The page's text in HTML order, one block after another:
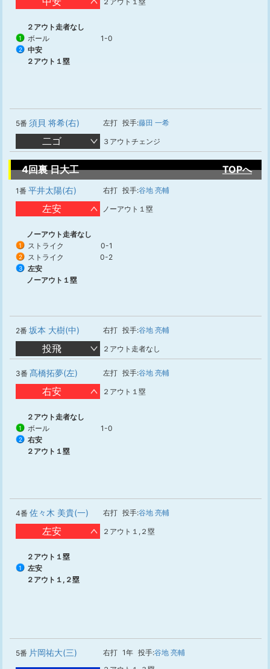
２アウト走者なし
1 ボール 1-0
2
中安
２アウト１塁
5番 須貝 将希(右) 左打 投手:藤田 一希
二ゴ ３アウトチェンジ
4回裏 日大工 TOPへ
1番 平井太陽(右) 右打 投手:谷地 亮輔
左安 ノーアウト１塁
ノーアウト走者なし
1 ストライク 0-1
2 ストライク 0-2
3
左安
ノーアウト１塁
2番 坂本 大樹(中) 右打 投手:谷地 亮輔
投飛 ２アウト走者なし
3番 髙橋拓夢(左) 左打 投手:谷地 亮輔
右安 ２アウト１塁
２アウト走者なし
1 ボール 1-0
2
右安
２アウト１塁
4番 佐々木 美貴(一) 右打 投手:谷地 亮輔
左安 ２アウト１,２塁
２アウト１塁
1
左安
２アウト１,２塁
5番 片岡祐大(三) 右打 1年 投手:谷地 亮輔